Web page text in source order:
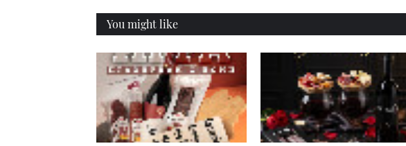
You might like